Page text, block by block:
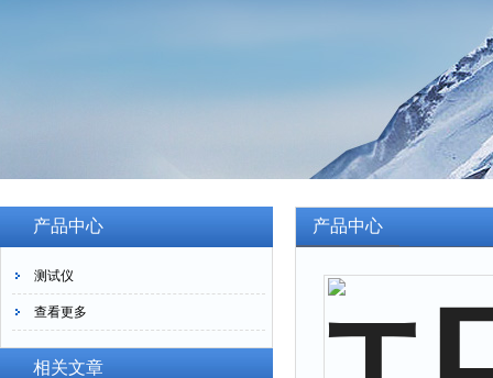
产品中心
测试仪
查看更多
相关文章
产品中心